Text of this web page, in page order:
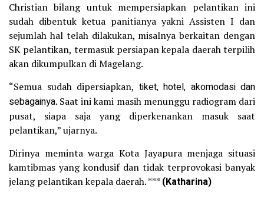
Christian bilang untuk mempersiapkan pelantikan ini
sudah dibentuk ketua panitianya yakni Assisten I dan
sejumlah hal telah dilakukan, misalnya berkaitan dengan
SK pelantikan, termasuk persiapan kepala daerah terpilih
akan dikumpulkan di Magelang.
“Semua sudah dipersiapkan, tiket, hotel, akomodasi dan
sebagainya. Saat ini kami masih menunggu radiogram dari
pusat, siapa saja yang diperkenankan masuk saat
pelantikan,” ujarnya.
Dirinya meminta warga Kota Jayapura menjaga situasi
kamtibmas yang kondusif dan tidak terprovokasi banyak
jelang pelantikan kepala daerah. *** (Katharina)